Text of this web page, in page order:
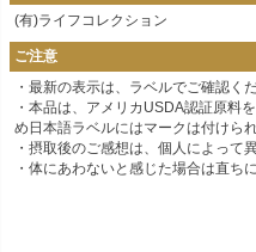
(有)ライフコレクション
ご注意
・最新の表示は、ラベルでご確認くだ
・本品は、アメリカUSDA認証原料
め日本語ラベルにはマークは付けら
・摂取後のご感想は、個人によって
・体にあわないと感じた場合は直ち